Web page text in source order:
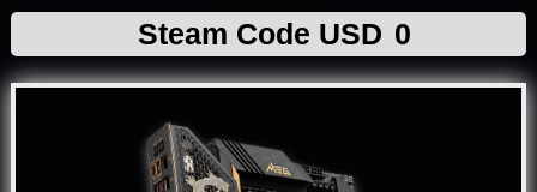
Steam Code USD 0